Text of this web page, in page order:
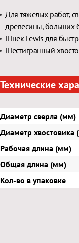
Для тяжелых работ,
древесины, больших
Шнек Lewis для
Шестигранный
Технические
Диаметр сверла (мм)
Диаметр хвостовика
Рабочая длина (мм)
Общая длина (мм)
Кол-во в упаковке